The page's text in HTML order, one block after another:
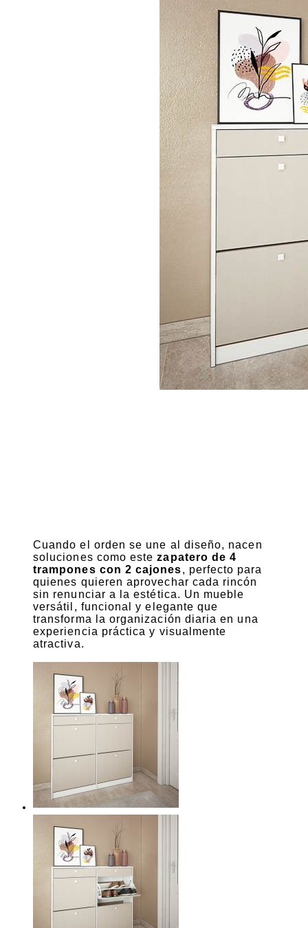
Cuando el orden se une al diseño, nacen
soluciones como estezapatero de 4
trampones con 2 cajones, perfecto para
quienes quieren aprovechar cada rincón
sin renunciar a la estética. Un mueble
versátil, funcional y elegante que
transforma la organización diaria en una
experiencia práctica y visualmente
atractiva.